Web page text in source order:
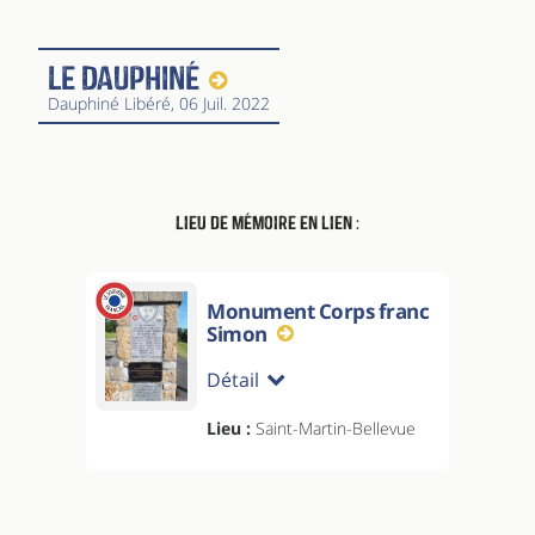
Le Dauphiné
Dauphiné Libéré, 06 Juil. 2022
Lieu de mémoire en lien :
Monument Corps franc
Simon
Détail
Lieu : Saint-Martin-Bellevue